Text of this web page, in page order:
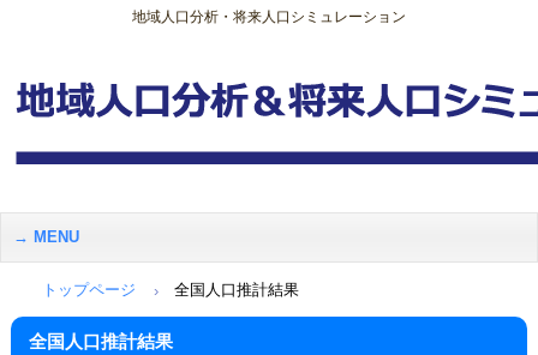
地域人口分析・将来人口シミュレーション
MENU
トップページ 全国人口推計結果
全国人口推計結果